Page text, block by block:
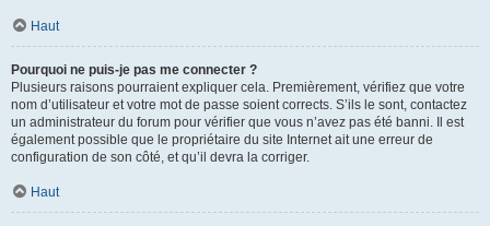
Haut
Pourquoi ne puis-je pas me connecter ?
Plusieurs raisons pourraient expliquer cela. Premièrement, vérifiez que votre
nom d’utilisateur et votre mot de passe soient corrects. S’ils le sont, contactez
un administrateur du forum pour vérifier que vous n’avez pas été banni. Il est
également possible que le propriétaire du site Internet ait une erreur de
configuration de son côté, et qu’il devra la corriger.
Haut